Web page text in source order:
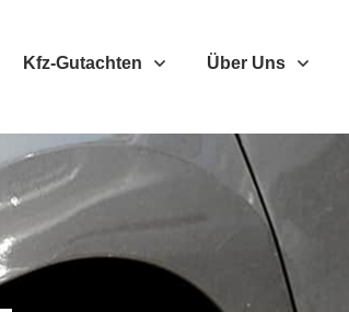
Kfz-Gutachten Über Uns